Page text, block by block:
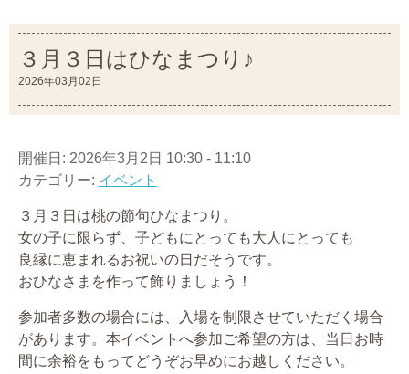
３月３日はひなまつり♪
2026年03月02日
開催日: 2026年3月2日 10:30 - 11:10
カテゴリー: イベント
３月３日は桃の節句ひなまつり。
女の子に限らず、子どもにとっても大人にとっても
良縁に恵まれるお祝いの日だそうです。
おひなさまを作って飾りましょう！
参加者多数の場合には、入場を制限させていただく場合
があります。本イベントへ参加ご希望の方は、当日お時
間に余裕をもってどうぞお早めにお越しください。